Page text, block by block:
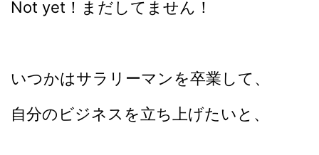
Not yet！まだしてません！
いつかはサラリーマンを卒業して、
自分のビジネスを立ち上げたいと、